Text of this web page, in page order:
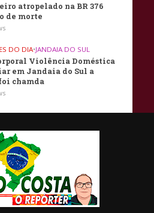
atropelado na BR 376
de morte
DO DIA•JANDAIA DO SUL
Violência Doméstica
em Jandaia do Sul a
chamda